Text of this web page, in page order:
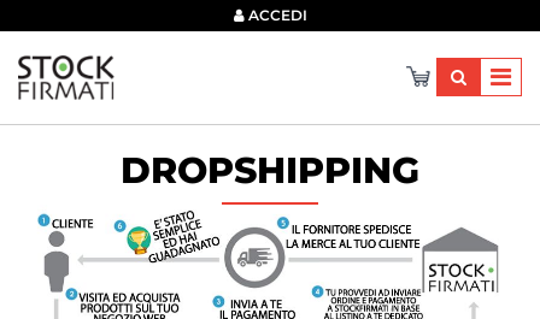
ACCEDI
DROPSHIPPING